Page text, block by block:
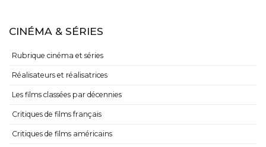
CINÉMA & SÉRIES
Rubrique cinéma et séries
Réalisateurs et réalisatrices
Les films classées par décennies
Critiques de films français
Critiques de films américains